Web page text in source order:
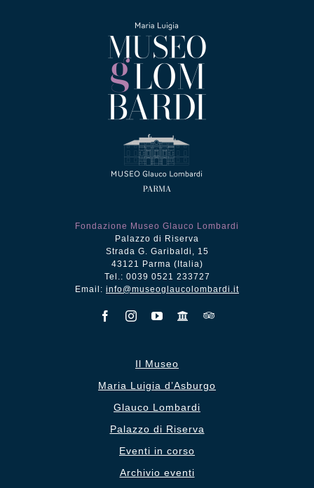
Fondazione Museo Glauco Lombardi
Palazzo di Riserva
Strada G. Garibaldi, 15
43121 Parma (Italia)
Tel.: 0039 0521 233727
Email: info@museoglaucolombardi.it
Il Museo
Maria Luigia d’Asburgo
Glauco Lombardi
Palazzo di Riserva
Eventi in corso
Archivio eventi